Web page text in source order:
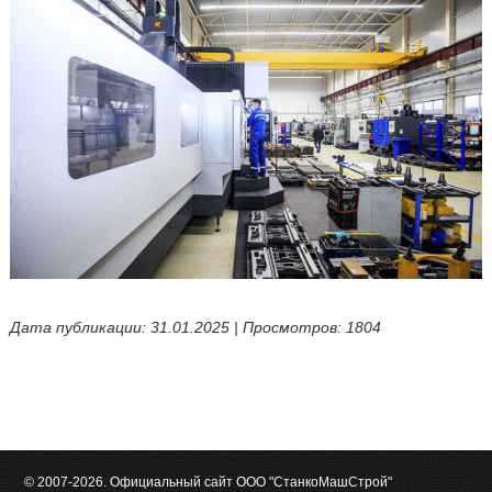
Дата публикации: 31.01.2025 | Просмотров: 1804
© 2007-2026. Официальный сайт ООО "СтанкоМашСтрой"